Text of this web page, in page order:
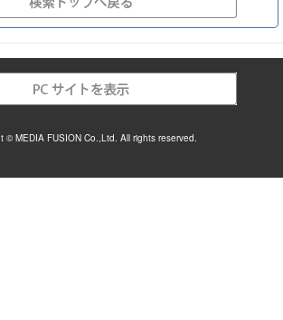
© MEDIA FUSION Co.,Ltd. All rights reserved.